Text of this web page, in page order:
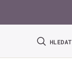
HLEDAT